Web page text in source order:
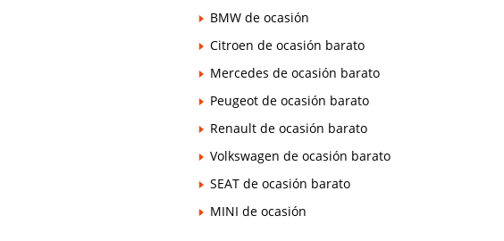
BMW de ocasión
Citroen de ocasión barato
Mercedes de ocasión barato
Peugeot de ocasión barato
Renault de ocasión barato
Volkswagen de ocasión barato
SEAT de ocasión barato
MINI de ocasión